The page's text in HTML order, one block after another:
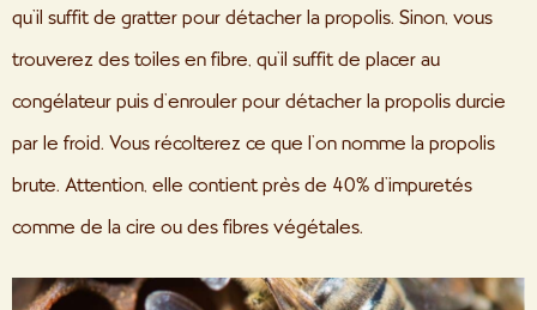
qu’il suffit de gratter pour détacher la propolis. Sinon, vous
trouverez des toiles en fibre, qu’il suffit de placer au
congélateur puis d’enrouler pour détacher la propolis durcie
par le froid. Vous récolterez ce que l’on nomme la propolis
brute. Attention, elle contient près de 40% d’impuretés
comme de la cire ou des fibres végétales.